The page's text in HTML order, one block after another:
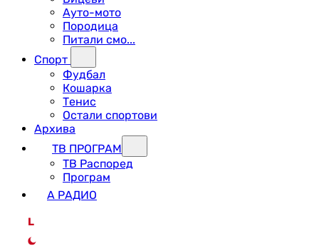
Ауто-мото
Породица
Питали смо...
Спорт
Фудбал
Кошарка
Тенис
Остали спортови
Архива
ТВ ПРОГРАМ
ТВ Распоред
Програм
А РАДИО
L